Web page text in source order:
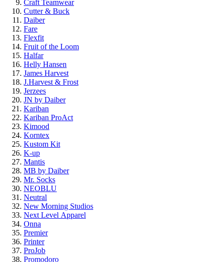
Craft Teamwear
Cutter & Buck
Daiber
Fare
Flexfit
Fruit of the Loom
Halfar
Helly Hansen
James Harvest
J.Harvest & Frost
Jerzees
JN by Daiber
Kariban
Kariban ProAct
Kimood
Korntex
Kustom Kit
K-up
Mantis
MB by Daiber
Mr. Socks
NEOBLU
Neutral
New Morning Studios
Next Level Apparel
Onna
Premier
Printer
ProJob
Promodoro